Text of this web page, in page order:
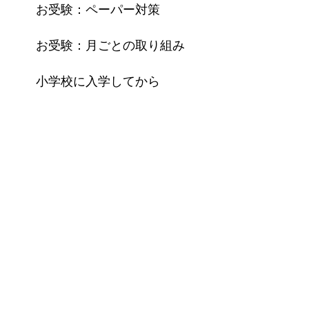
お受験：ペーパー対策
お受験：月ごとの取り組み
小学校に入学してから